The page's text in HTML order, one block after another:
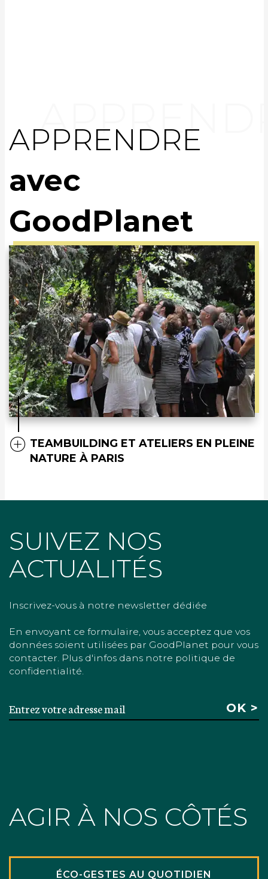
APPRENDRE
avec
GoodPlanet
TEAMBUILDING ET ATELIERS EN PLEINE
NATURE À PARIS
SUIVEZ NOS
ACTUALITÉS
Inscrivez-vous à notre newsletter dédiée
En envoyant ce formulaire, vous acceptez que vos
données soient utilisées par GoodPlanet pour vous
contacter. Plus d'infos dans notre politique de
confidentialité.
AGIR À NOS CÔTÉS
ÉCO-GESTES AU QUOTIDIEN